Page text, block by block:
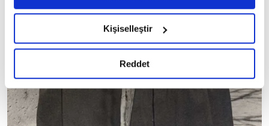
6698 sayılı Kişisel Verilerin Korunması Kanunu uyarınca
okumak ve sitemizi ziyaretiniz kapsamında
gerçekleştirilen veri işleme faaliyetleri ile ilgili daha
detaylı bilgi almak için lütfentıklayınız.
Kişiselleştir
Reddet